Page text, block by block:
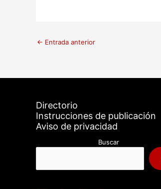
← Entrada anterior
Directorio
Instrucciones de publicación
Aviso de privacidad
Buscar